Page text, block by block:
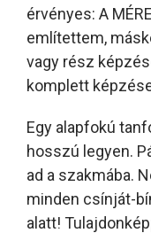
érvényes: A
említettem,
vagy rész
komplett
Egy alapfokú
hosszú legyen.
ad a szakmába.
minden csínját-
alatt!